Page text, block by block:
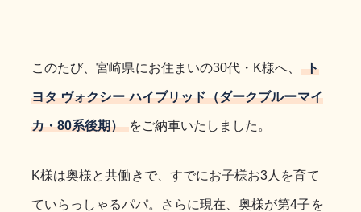
このたび、宮崎県にお住まいの30代・K様へ、 ト
ヨタ ヴォクシー ハイブリッド（ダークブルーマイ
カ・80系後期） をご納車いたしました。
K様は奥様と共働きで、すでにお子様お3人を育て
ていらっしゃるパパ。さらに現在、奥様が第4子を